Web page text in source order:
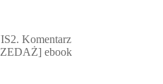
Komentarz
ebook